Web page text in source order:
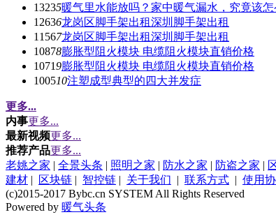
13235暖气里水能放吗？家中暖气漏水，究竟该
12636龙岗区脚手架出租深圳脚手架出租
11567龙岗区脚手架出租深圳脚手架出租
10878膨胀型阻火模块 电缆阻火模块直销价格
10719膨胀型阻火模块 电缆阻火模块直销价格
100510注塑成型典型的四大并发症
更多...
内事更多...
最新视频更多...
推荐产品更多...
老姚之家 | 全景头条 | 照明之家 | 防水之家 | 防盗之家 |
建材 | 区块链 | 智控链 | 关于我们 | 联系方式 | 使用
(c)2015-2017 Bybc.cn SYSTEM All Rights Reserved
Powered by 暖气头条